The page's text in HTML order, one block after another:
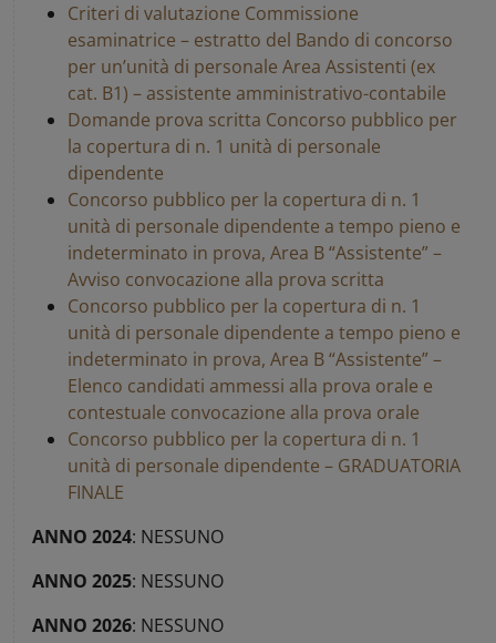
Criteri di valutazione Commissione
esaminatrice – estratto del Bando di concorso
per un’unità di personale Area Assistenti (ex
cat. B1) – assistente amministrativo-contabile
Domande prova scritta Concorso pubblico per
la copertura di n. 1 unità di personale
dipendente
Concorso pubblico per la copertura di n. 1
unità di personale dipendente a tempo pieno e
indeterminato in prova, Area B “Assistente” –
Avviso convocazione alla prova scritta
Concorso pubblico per la copertura di n. 1
unità di personale dipendente a tempo pieno e
indeterminato in prova, Area B “Assistente” –
Elenco candidati ammessi alla prova orale e
contestuale convocazione alla prova orale
Concorso pubblico per la copertura di n. 1
unità di personale dipendente – GRADUATORIA
FINALE
ANNO 2024: NESSUNO
ANNO 2025: NESSUNO
ANNO 2026: NESSUNO